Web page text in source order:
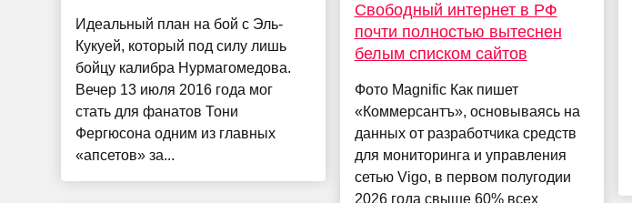
Идеальный план на бой с Эль-
Кукуей, который под силу лишь
бойцу калибра Нурмагомедова.
Вечер 13 июля 2016 года мог
стать для фанатов Тони
Фергюсона одним из главных
«апсетов» за...
Свободный интернет в РФ
почти полностью вытеснен
белым списком сайтов
Фото Magnific Как пишет
«Коммерсантъ», основываясь на
данных от разработчика средств
для мониторинга и управления
сетью Vigo, в первом полугодии
2026 года свыше 60% всех